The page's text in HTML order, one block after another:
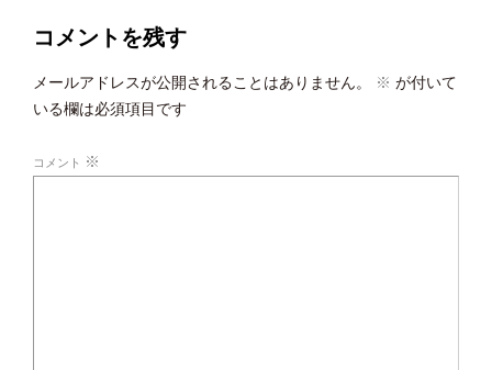
コメントを残す
メールアドレスが公開されることはありません。 ※ が付いて
いる欄は必須項目です
コメント ※